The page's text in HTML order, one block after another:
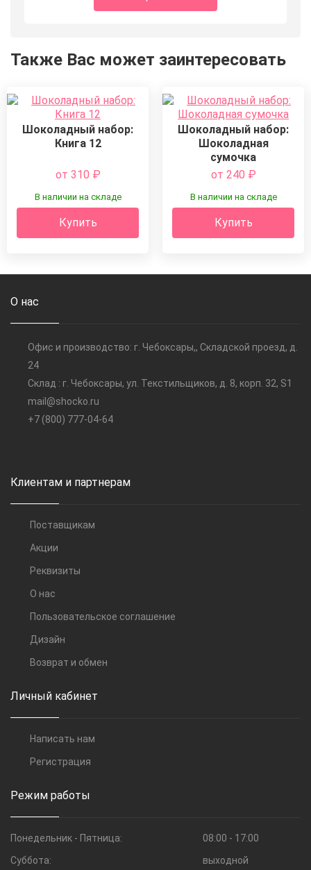
Также Вас может заинтересовать
Шоколадный набор:
Книга 12
от 310 ₽
В наличии на складе
Купить
Шоколадный набор:
Шоколадная
сумочка
от 240 ₽
В наличии на складе
Купить
О нас
Офис и производство: г. Чебоксары,, Складской проезд, д.
24
Склад : г. Чебоксары, ул. Текстильщиков, д. 8, корп. 32, S1
mail@shocko.ru
+7 (800) 777-04-64
Клиентам и партнерам
Поставщикам
Акции
Реквизиты
О нас
Пользовательское соглашение
Дизайн
Возврат и обмен
Личный кабинет
Написать нам
Регистрация
Режим работы
Понедельник - Пятница:
08:00 - 17:00
Суббота:
выходной